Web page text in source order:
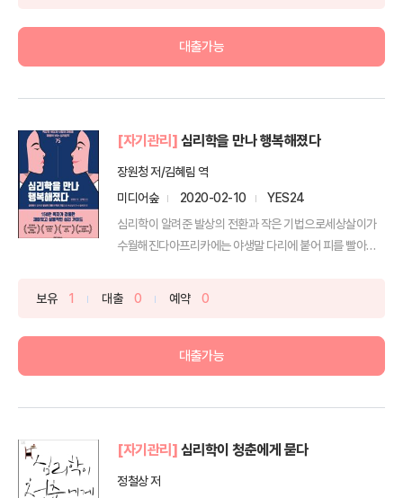
대출가능
[자기관리] 심리학을 만나 행복해졌다
장원청 저/김혜림 역
미디어숲
2020-02-10
YES24
심리학이 알려준 발상의 전환과 작은 기법으로세상살이가
수월해진다아프리카에는 야생말 다리에 붙어 피를 빨아먹
보유 1 대출 0 예약 0
대출가능
[자기관리] 심리학이 청춘에게 묻다
정철상 저